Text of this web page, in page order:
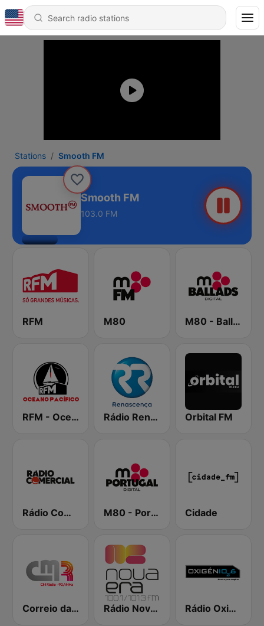
Stations Smooth FM
Smooth FM
103.0 FM
RFM M80 M80 - Ballads
RFM - Oceano Pacífico Online Rádio Renascença Orbital FM
Rádio Comercial M80 - Portugal Cidade
Correio da Manhã Rádio Rádio Nova Era Rádio Oxigénio